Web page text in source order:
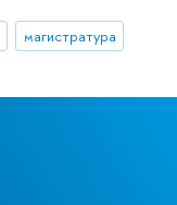
магистратура